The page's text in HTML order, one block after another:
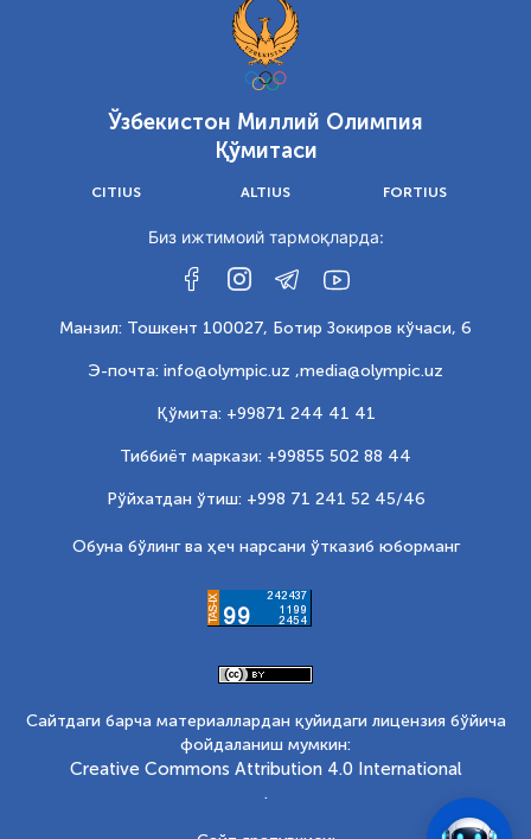
Ўзбекистон Миллий Олимпия
Қўмитаси
CITIUS ALTIUS FORTIUS
Биз ижтимоий тармоқларда:
Манзил: Тошкент 100027, Ботир Зокиров кўчаси, 6
Э-почта: info@olympic.uz ,media@olympic.uz
Қўмита: +99871 244 41 41
Тиббиёт маркази: +99855 502 88 44
Рўйхатдан ўтиш: +998 71 241 52 45/46
Обуна бўлинг ва ҳеч нарсани ўтказиб юборманг
Сайтдаги барча материаллардан қуйидаги лицензия бўйича
фойдаланиш мумкин:
Creative Commons Attribution 4.0 International
.